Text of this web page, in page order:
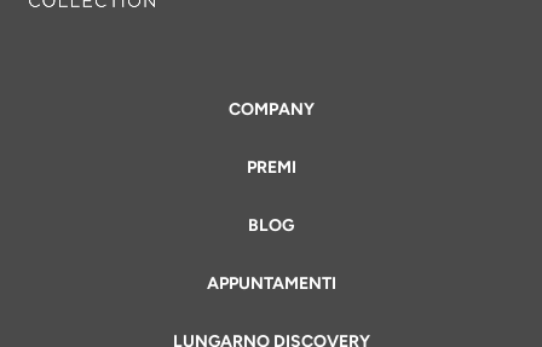
COMPANY
PREMI
BLOG
APPUNTAMENTI
LUNGARNO DISCOVERY